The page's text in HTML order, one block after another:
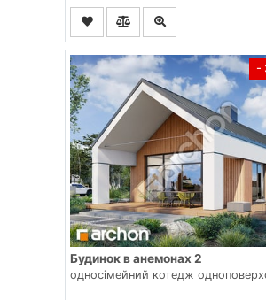
-
Будинок в анемонах 2
односімейний котедж